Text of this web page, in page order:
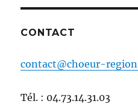
CONTACT
contact@choeur-
Tél. : 04.73.14.31.03